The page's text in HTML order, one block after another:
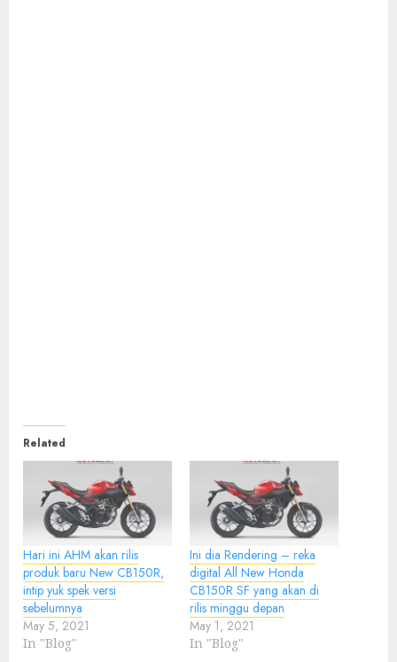
Related
Hari ini AHM akan rilis
produk baru New CB150R,
intip yuk spek versi
sebelumnya
May 5, 2021
In "Blog"
Ini dia Rendering – reka
digital All New Honda
CB150R SF yang akan di
rilis minggu depan
May 1, 2021
In "Blog"